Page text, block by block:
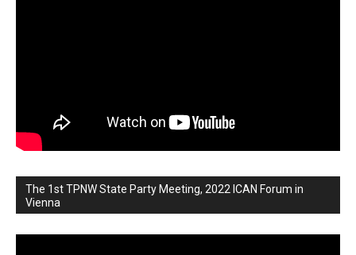
The 1st TPNW State Party Meeting, 2022 ICAN Forum in
Vienna